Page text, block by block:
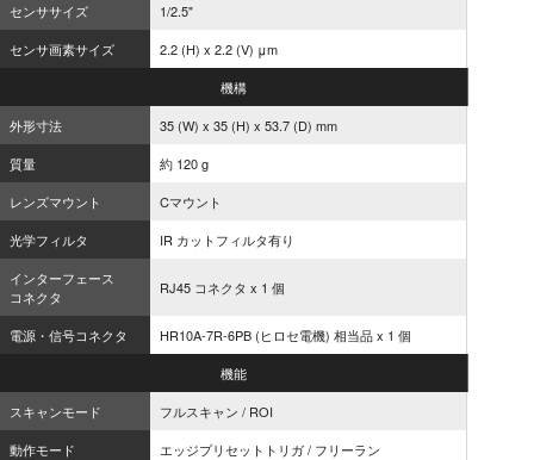
センササイズ
1/2.5"
センサ画素サイズ
2.2 (H) x 2.2 (V) μm
機構
外形寸法
35 (W) x 35 (H) x 53.7 (D) mm
質量
約 120 g
レンズマウント
Cマウント
光学フィルタ
IR カットフィルタ有り
インターフェース
コネクタ
RJ45 コネクタ x 1 個
電源・信号コネクタ
HR10A-7R-6PB (ヒロセ電機) 相当品 x 1 個
機能
スキャンモード
フルスキャン / ROI
動作モード
エッジプリセットトリガ / フリーラン